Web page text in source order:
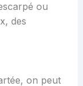
ou
des
on peut